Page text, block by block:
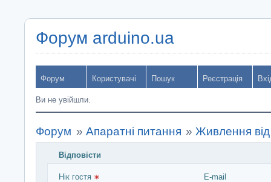
Форум arduino.ua
Форум Користувачі Пошук Реєстрація
Ви не увійшли.
Форум » Апаратні питання » Живлення
Відповісти
Введіть повідомлення і натисніть Надіслати
Нік гостя E-mail